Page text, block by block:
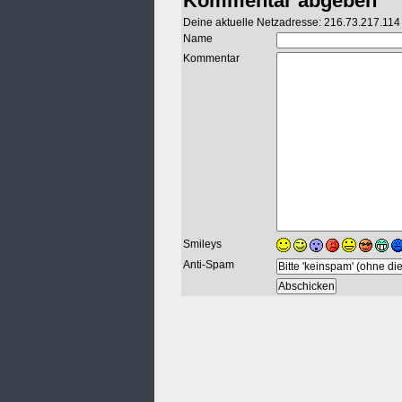
Deine aktuelle Netzadresse: 216.73.217.114
Name
Kommentar
Smileys
Anti-Spam